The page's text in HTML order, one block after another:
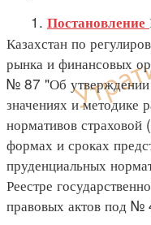
1. Постановление
Казахстан по
рынка и финансовых
№ 87 "Об утверждении
значениях и методике
нормативов страховой
формах и сроках
пруденциальных
Реестре
правовых актов под